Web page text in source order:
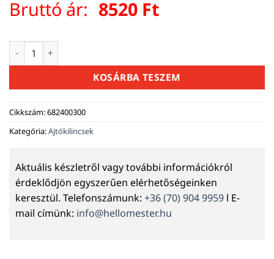
Bruttó ár: 8520 Ft
Ajtókilincs rozettával cink 1 mennyiség
KOSÁRBA TESZEM
Cikkszám:682400300
Kategória:Ajtókilincsek
Aktuális készletről vagy további információkról
érdeklődjön egyszerűen elérhetőségeinken
keresztül. Telefonszámunk: +36 (70) 904 9959 l E-
mail címünk: info@hellomester.hu